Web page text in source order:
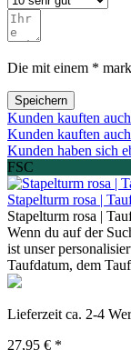
Die mit einem *
Speichern
Kunden kauften auch
Kunden kauften auch
Kunden haben sich
FSC
Stapelturm rosa |
Stapelturm rosa |
Wenn du auf der
ist unser
Taufdatum, dem
Lieferzeit ca. 2-4
27,95 € *